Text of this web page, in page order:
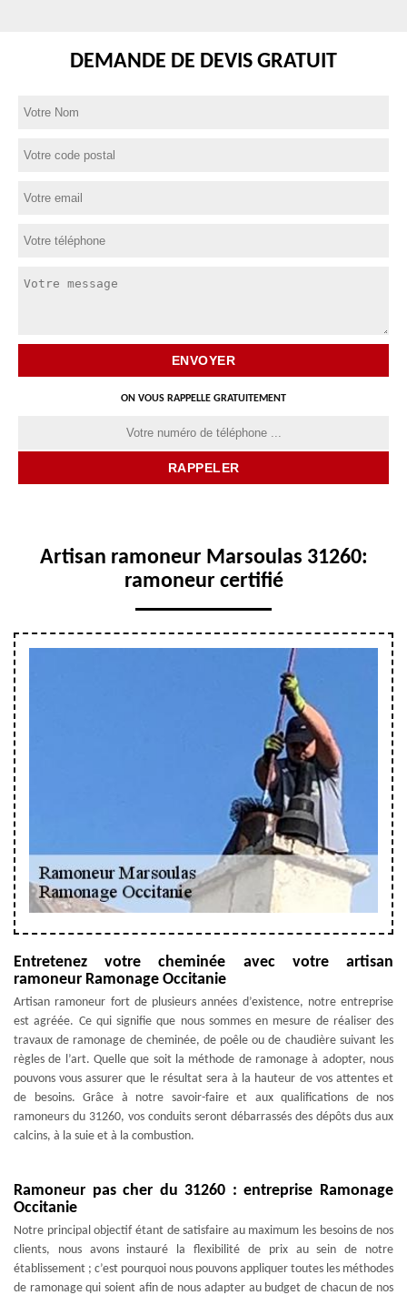
DEMANDE DE DEVIS GRATUIT
ON VOUS RAPPELLE GRATUITEMENT
Artisan ramoneur Marsoulas 31260:
ramoneur certifié
Entretenez votre cheminée avec votre artisan
ramoneur Ramonage Occitanie
Artisan ramoneur fort de plusieurs années d’existence, notre entreprise
est agréée. Ce qui signifie que nous sommes en mesure de réaliser des
travaux de ramonage de cheminée, de poêle ou de chaudière suivant les
règles de l’art. Quelle que soit la méthode de ramonage à adopter, nous
pouvons vous assurer que le résultat sera à la hauteur de vos attentes et
de besoins. Grâce à notre savoir-faire et aux qualifications de nos
ramoneurs du 31260, vos conduits seront débarrassés des dépôts dus aux
calcins, à la suie et à la combustion.
Ramoneur pas cher du 31260 : entreprise Ramonage
Occitanie
Notre principal objectif étant de satisfaire au maximum les besoins de nos
clients, nous avons instauré la flexibilité de prix au sein de notre
établissement ; c’est pourquoi nous pouvons appliquer toutes les méthodes
de ramonage qui soient afin de nous adapter au budget de chacun de nos